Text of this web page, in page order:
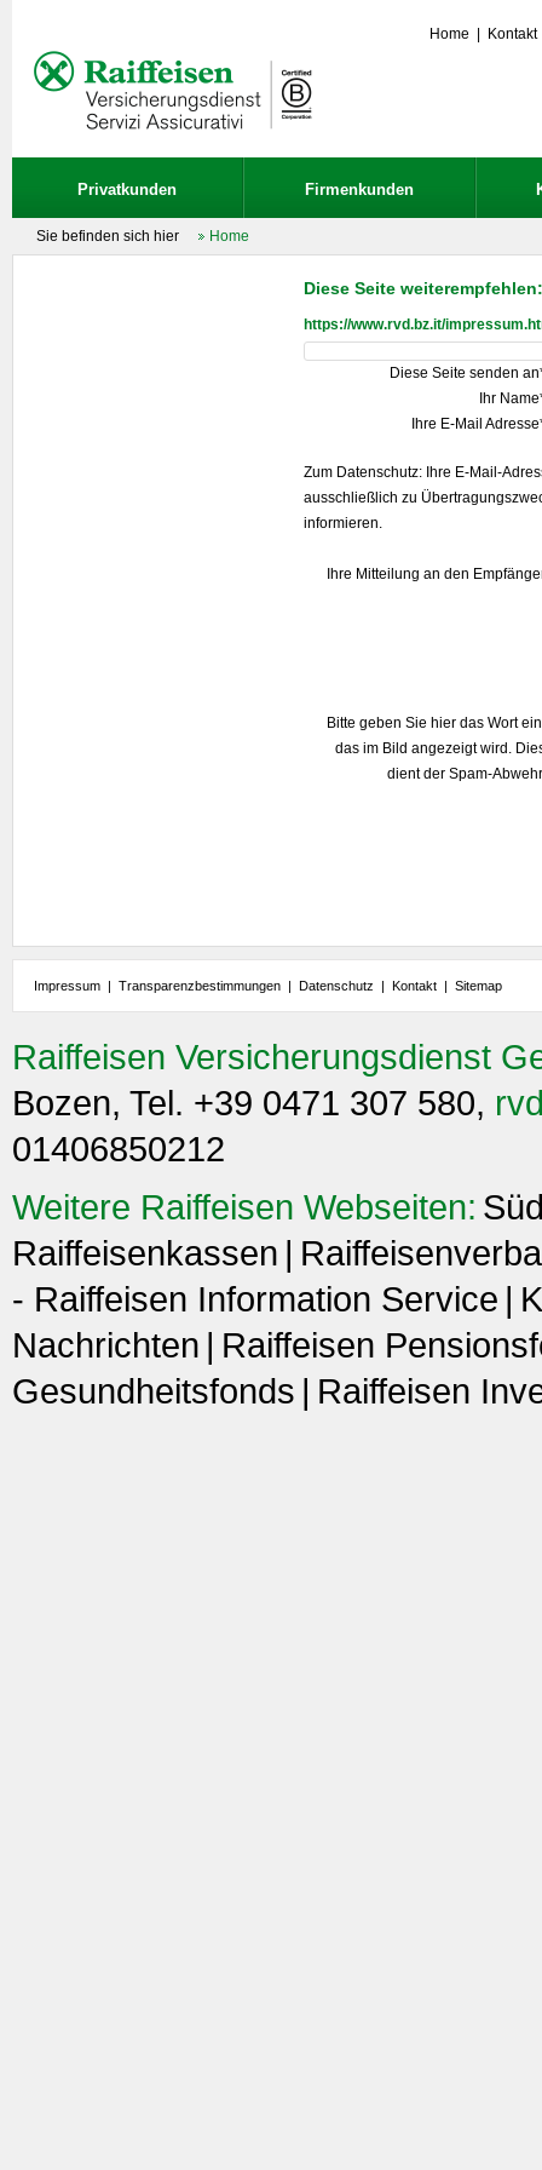
Home Kontakt
Privatkunden Firmenkunden
Sie befinden sich hier Home
Diese Seite weiterempfehlen:
https://www.rvd.bz.it/
Diese Seite senden
Ihr
Ihre E-Mail
Zum Datenschutz: Ihre E-Mail-
ausschließlich zu
informieren.
Ihre Mitteilung an den
Bitte geben Sie hier das Wort
das im Bild angezeigt wird.
dient der Spam-
Impressum | Transparenzbestimmungen | Datenschutz | Kontakt | Sitemap
Raiffeisen Versicherungsdienst
Bozen, Tel. +39 0471 307 580,
01406850212
Weitere Raiffeisen Webseiten:
Raiffeisenkassen
- Raiffeisen Information Service
Nachrichten
Raiffeisen
Gesundheitsfonds
Raiffeisen